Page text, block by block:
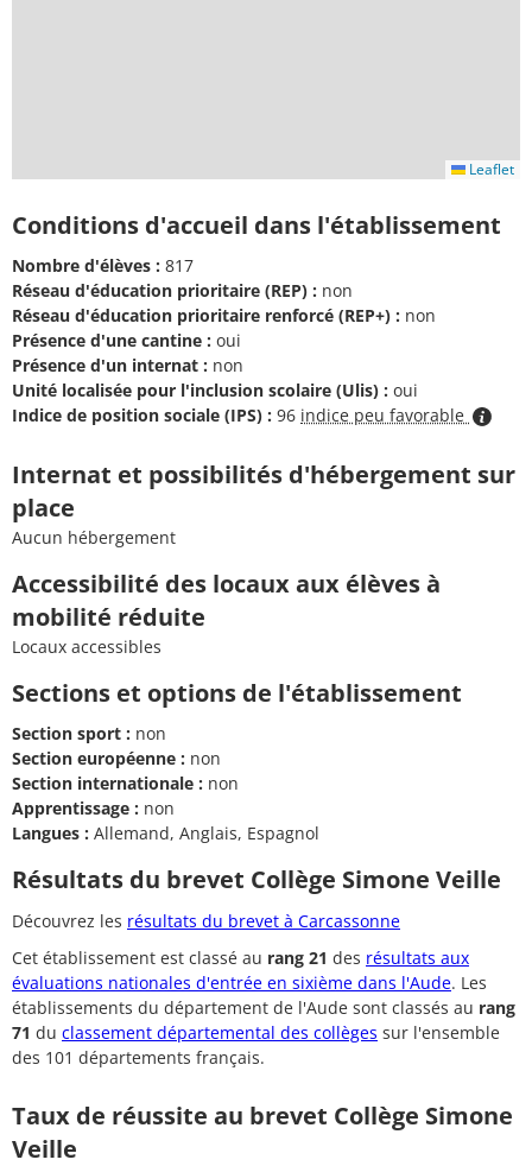
Leaflet
Conditions d'accueil dans l'établissement
Nombre d'élèves : 817
Réseau d'éducation prioritaire (REP) : non
Réseau d'éducation prioritaire renforcé (REP+) : non
Présence d'une cantine : oui
Présence d'un internat : non
Unité localisée pour l'inclusion scolaire (Ulis) : oui
Indice de position sociale (IPS) : 96 indice peu favorable
Internat et possibilités d'hébergement sur
place
Aucun hébergement
Accessibilité des locaux aux élèves à
mobilité réduite
Locaux accessibles
Sections et options de l'établissement
Section sport : non
Section européenne : non
Section internationale : non
Apprentissage : non
Langues : Allemand, Anglais, Espagnol
Résultats du brevet Collège Simone Veille
Découvrez les résultats du brevet à Carcassonne
Cet établissement est classé au rang 21 des résultats aux
évaluations nationales d'entrée en sixième dans l'Aude. Les
établissements du département de l'Aude sont classés au rang
71 du classement départemental des collèges sur l'ensemble
des 101 départements français.
Taux de réussite au brevet Collège Simone
Veille